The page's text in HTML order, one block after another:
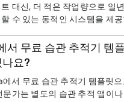
대신, 더 적은 작업량으로 일
수 있는 동적인 시스템을 제
서 무료 습관 추적기 템
나요?
서 무료 습관 추적기 템플릿으
문가는 별도의 습관 추적 앱이